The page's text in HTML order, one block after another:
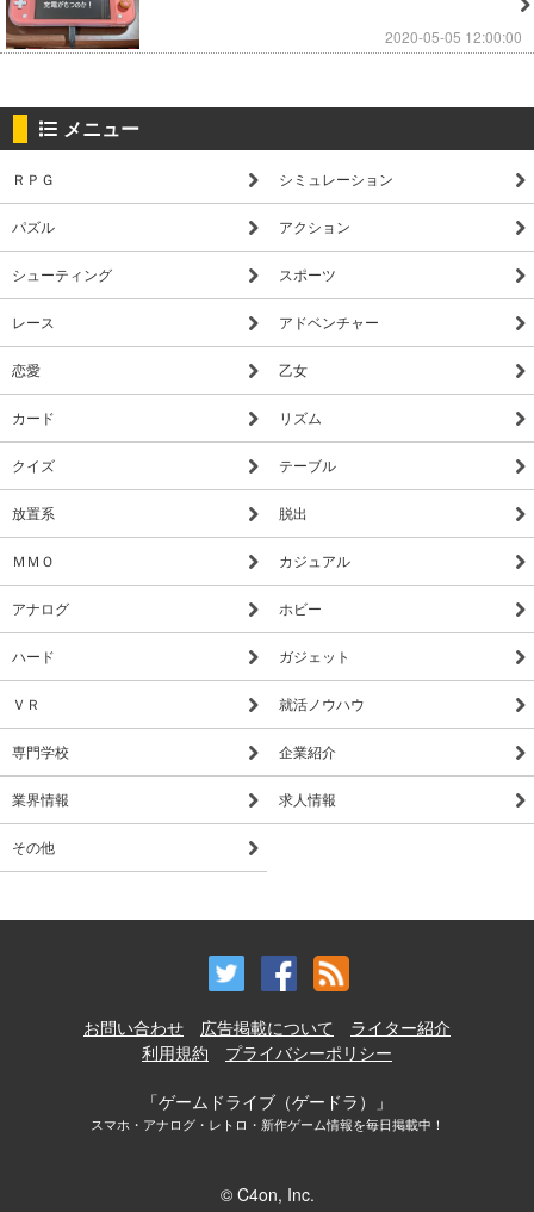
2020-05-05 12:00:00
メニュー
ＲＰＧ シミュレーション
パズル アクション
シューティング スポーツ
レース アドベンチャー
恋愛 乙女
カード リズム
クイズ テーブル
放置系 脱出
ＭＭＯ カジュアル
アナログ ホビー
ハード ガジェット
ＶＲ 就活ノウハウ
専門学校 企業紹介
業界情報 求人情報
その他
お問い合わせ 広告掲載について
ライター紹介
利用規約
プライバシーポリシー
「ゲームドライブ（ゲードラ）」
スマホ・アナログ・レトロ・新作ゲーム情報を毎日掲載中！
© C4on, Inc.